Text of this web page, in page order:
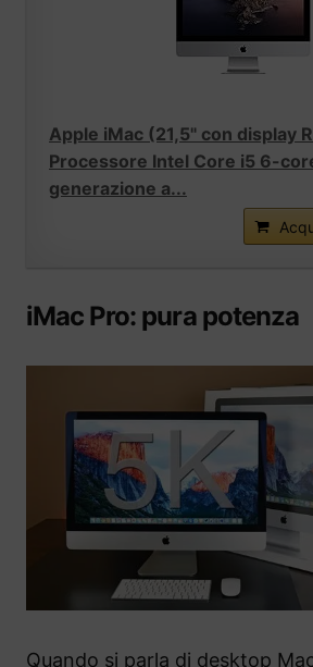
Apple iMac (21,5" con display
Processore Intel Core i5 6-
generazione a...
iMac Pro: pura potenza
Quando si parla di desktop